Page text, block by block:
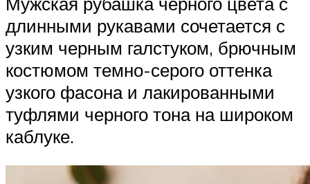
длинными рукавами сочетается с
узким черным галстуком, брючным
костюмом темно-серого оттенка
узкого фасона и лакированными
туфлями черного тона на широком
каблуке.